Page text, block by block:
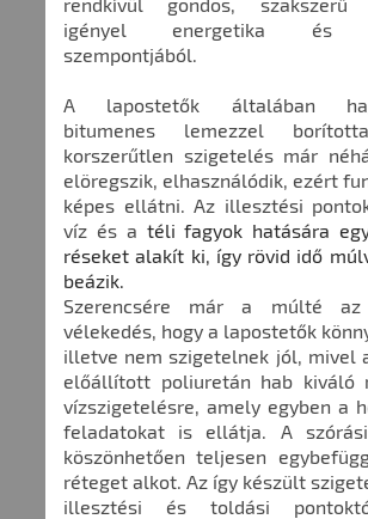
igényel energetika és
szempontjából.
A lapostetők általában
bitumenes lemezzel
korszerűtlen szigetelés már
elöregszik, elhasználódik, ezért
képes ellátni. Az illesztési
víz és a téli fagyok hatására
réseket alakít ki, így rövid idő
beázik.
Szerencsére már a múlté
vélekedés, hogy a lapostetők
illetve nem szigetelnek jól, mivel
előállított poliuretán hab kiváló
vízszigetelésre, amely egyben a
feladatokat is ellátja. A
köszönhetően teljesen
réteget alkot. Az így készült
illesztési és toldási